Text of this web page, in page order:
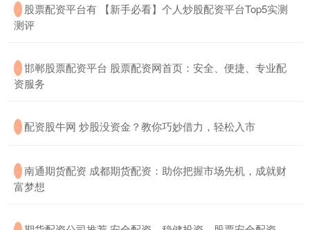
· ​股票配资平台有 【新手必看】个人炒股配资平台Top5实测
测评
· ​邯郸股票配资平台 股票配资网首页：安全、便捷、专业配
资服务
· ​配资股牛网 炒股没资金？教你巧妙借力，轻松入市
· ​南通期货配资 成都期货配资：助你把握市场先机，成就财
富梦想